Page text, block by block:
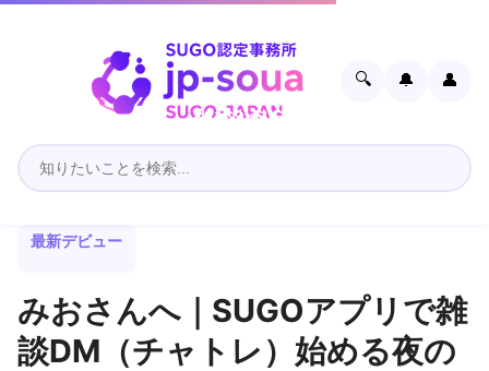
🔍 🔔 👤
最新デビュー
みおさんへ｜SUGOアプリで雑
談DM（チャトレ）始める夜の